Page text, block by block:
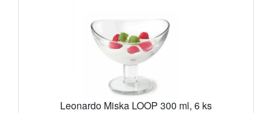
Leonardo Miska LOOP 300 ml, 6 ks